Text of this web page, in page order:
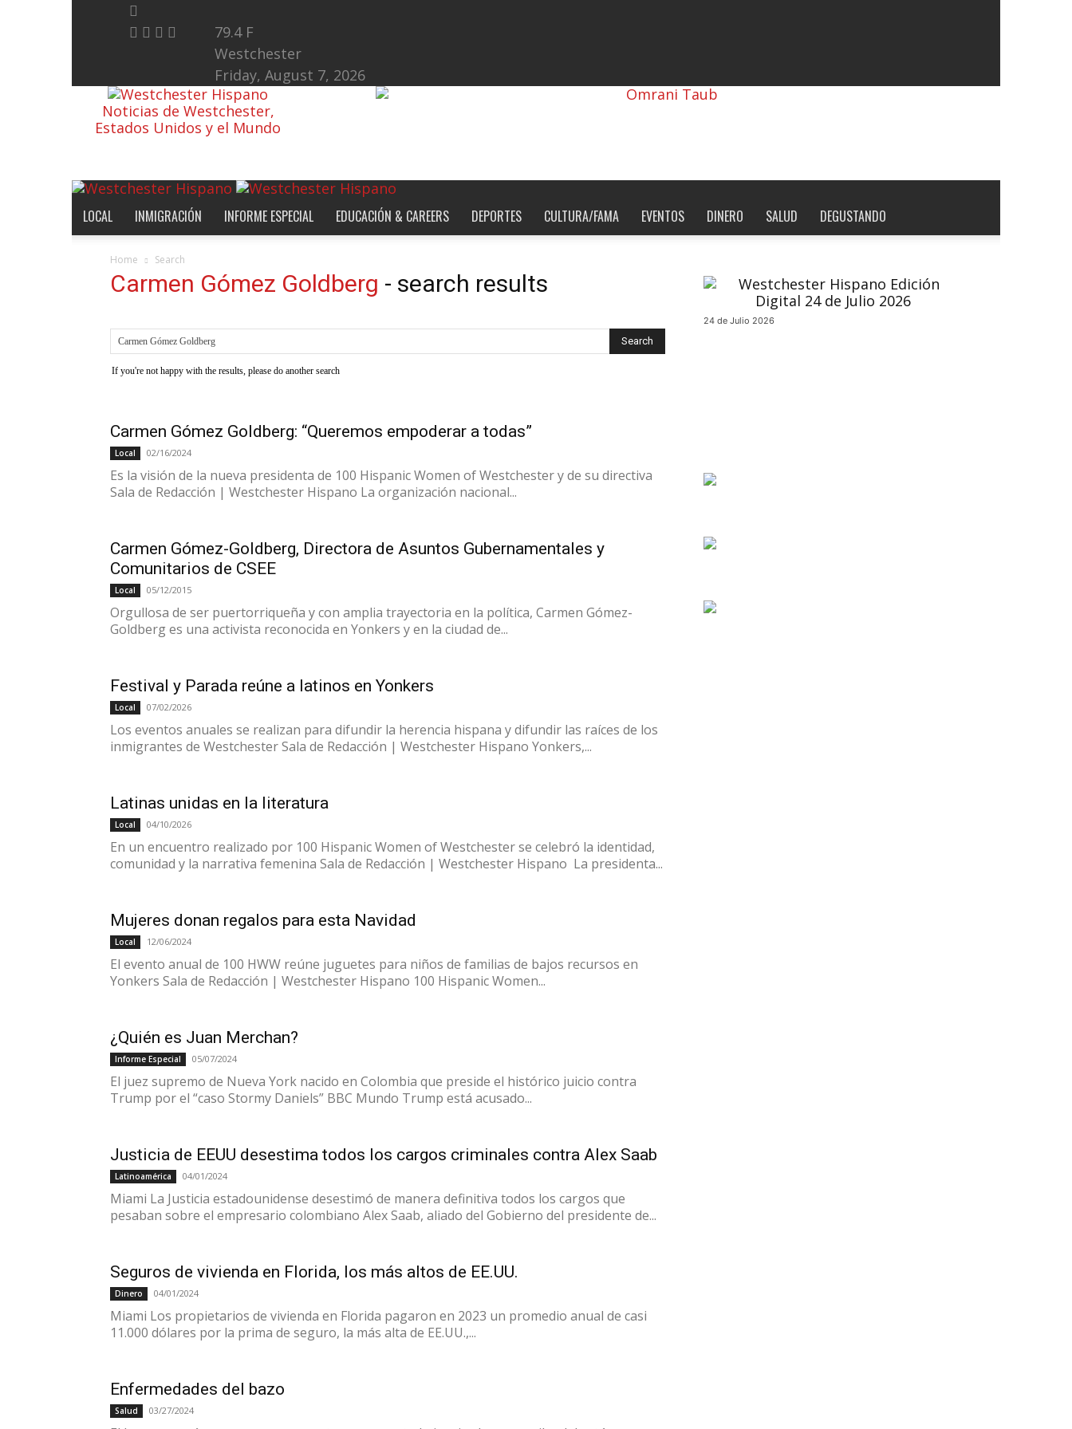
79.4 F
Westchester
Friday, August 7, 2026
Noticias de Westchester,
Estados Unidos y el Mundo
LOCAL INMIGRACIÓN INFORME ESPECIAL EDUCACIÓN & CAREERS DEPORTES CULTURA/FAMA EVENTOS DINERO SALUD DEGUSTANDO
Home Search
Carmen Gómez Goldberg - search results
If you're not happy with the results, please do another search
Carmen Gómez Goldberg: “Queremos empoderar a todas”
Local 02/16/2024
Es la visión de la nueva presidenta de 100 Hispanic Women of Westchester y de su directiva
Sala de Redacción | Westchester Hispano La organización nacional...
Carmen Gómez-Goldberg, Directora de Asuntos Gubernamentales y
Comunitarios de CSEE
Local 05/12/2015
Orgullosa de ser puertorriqueña y con amplia trayectoria en la política, Carmen Gómez-
Goldberg es una activista reconocida en Yonkers y en la ciudad de...
Festival y Parada reúne a latinos en Yonkers
Local 07/02/2026
Los eventos anuales se realizan para difundir la herencia hispana y difundir las raíces de los
inmigrantes de Westchester Sala de Redacción | Westchester Hispano Yonkers,...
Latinas unidas en la literatura
Local 04/10/2026
En un encuentro realizado por 100 Hispanic Women of Westchester se celebró la identidad,
comunidad y la narrativa femenina Sala de Redacción | Westchester Hispano La presidenta...
Mujeres donan regalos para esta Navidad
Local 12/06/2024
El evento anual de 100 HWW reúne juguetes para niños de familias de bajos recursos en
Yonkers Sala de Redacción | Westchester Hispano 100 Hispanic Women...
¿Quién es Juan Merchan?
Informe Especial 05/07/2024
El juez supremo de Nueva York nacido en Colombia que preside el histórico juicio contra
Trump por el “caso Stormy Daniels” BBC Mundo Trump está acusado...
Justicia de EEUU desestima todos los cargos criminales contra Alex Saab
Latinoamérica 04/01/2024
Miami La Justicia estadounidense desestimó de manera definitiva todos los cargos que
pesaban sobre el empresario colombiano Alex Saab, aliado del Gobierno del presidente de...
Seguros de vivienda en Florida, los más altos de EE.UU.
Dinero 04/01/2024
Miami Los propietarios de vivienda en Florida pagaron en 2023 un promedio anual de casi
11.000 dólares por la prima de seguro, la más alta de EE.UU.,...
Enfermedades del bazo
Salud 03/27/2024
24 de Julio 2026